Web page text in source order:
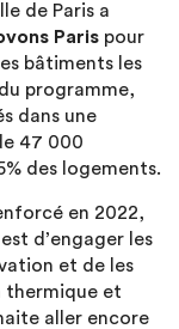
de Paris a
Paris pour
bâtiments les
programme,
dans une
47 000
des logements.
en 2022,
d’engager les
et de les
thermique et
aller encore